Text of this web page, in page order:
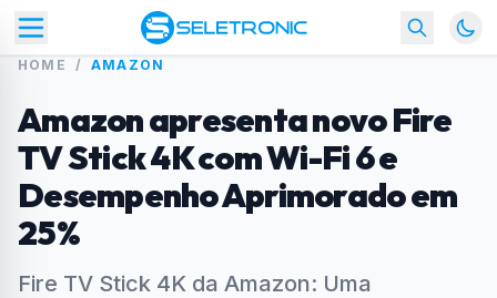
HOME / AMAZON
Amazon apresenta novo Fire
TV Stick 4K com Wi-Fi 6 e
Desempenho Aprimorado em
25%
Fire TV Stick 4K da Amazon: Uma